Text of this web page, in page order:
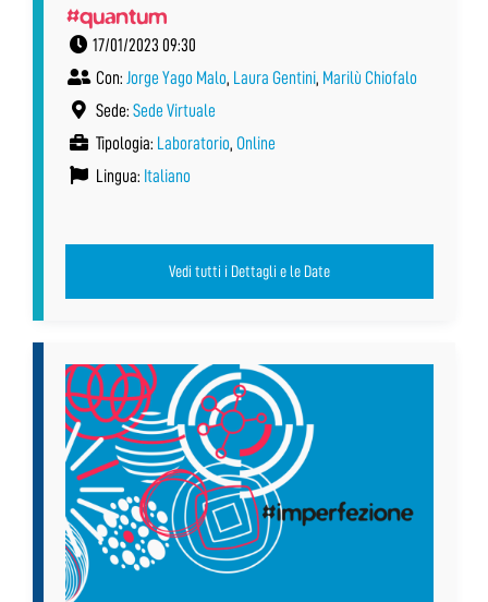
#quantum
17/01/2023 09:30
Con: Jorge Yago Malo, Laura Gentini, Marilù Chiofalo
Sede: Sede Virtuale
Tipologia: Laboratorio, Online
Lingua: Italiano
Vedi tutti i Dettagli e le Date